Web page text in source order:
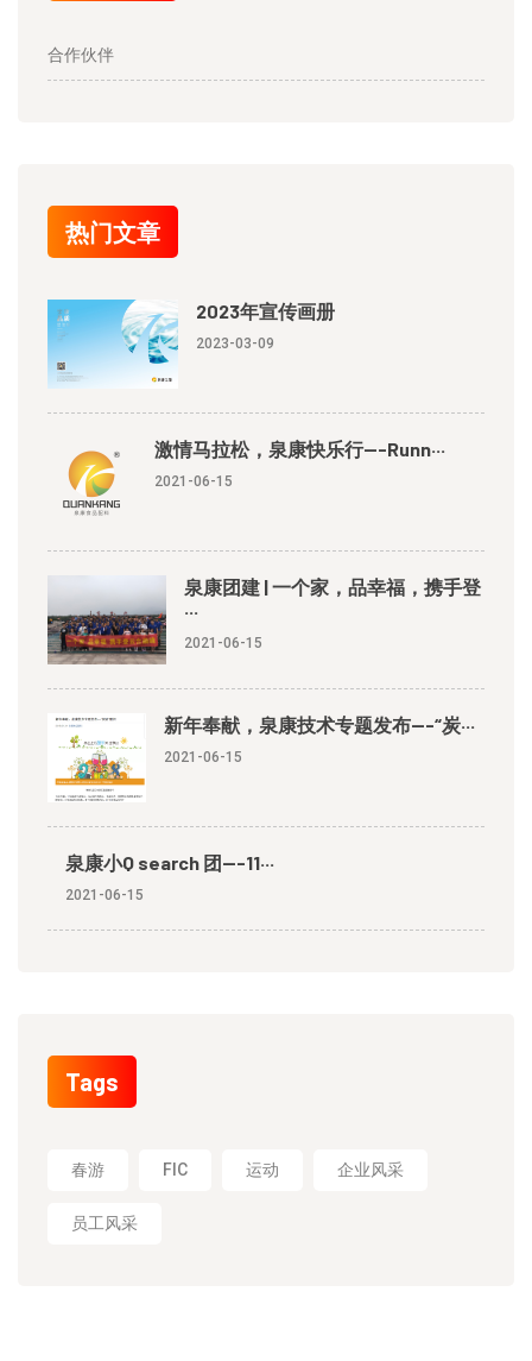
合作伙伴
热门文章
2023年宣传画册
2023-03-09
激情马拉松，泉康快乐行---Runn···
2021-06-15
泉康团建 | 一个家，品幸福，携手登
···
2021-06-15
新年奉献，泉康技术专题发布---“炭···
2021-06-15
泉康小Q search 团---11···
2021-06-15
Tags
春游 FIC 运动 企业风采
员工风采